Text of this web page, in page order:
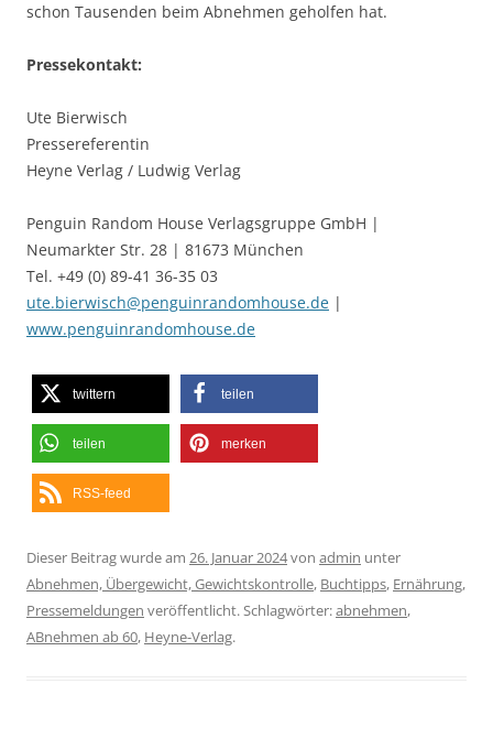
schon Tausenden beim Abnehmen geholfen hat.
Pressekontakt:
Ute Bierwisch
Pressereferentin
Heyne Verlag / Ludwig Verlag
Penguin Random House Verlagsgruppe GmbH |
Neumarkter Str. 28 | 81673 München
Tel. +49 (0) 89-41 36-35 03
ute.bierwisch@penguinrandomhouse.de |
www.penguinrandomhouse.de
twittern teilen
teilen merken
RSS-feed
Dieser Beitrag wurde am 26. Januar 2024von admin unter
Abnehmen, Übergewicht, Gewichtskontrolle, Buchtipps, Ernährung,
Pressemeldungen veröffentlicht. Schlagwörter:abnehmen,
ABnehmen ab 60, Heyne-Verlag.